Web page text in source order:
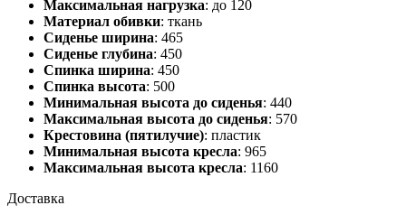
Максимальная нагрузка: до 120
Материал обивки: ткань
Сиденье ширина: 465
Сиденье глубина: 450
Спинка ширина: 450
Спинка высота: 500
Минимальная высота до сиденья: 440
Максимальная высота до сиденья: 570
Крестовина (пятилучие): пластик
Минимальная высота кресла: 965
Максимальная высота кресла: 1160
Доставка